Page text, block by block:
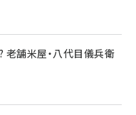
舗米屋・八代目儀兵衛